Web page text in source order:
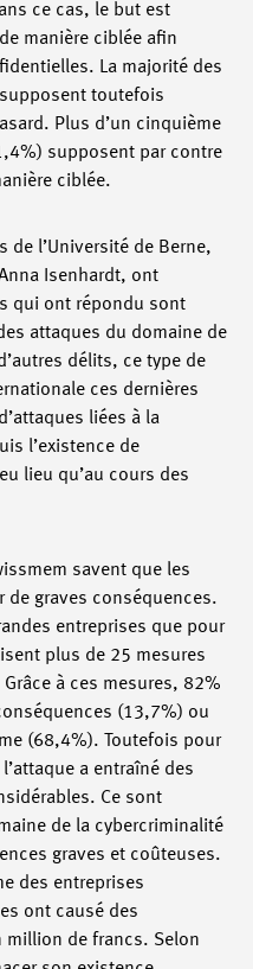
ce cas, le but est
manière ciblée afin
La majorité des
toutefois
Plus d’un cinquième
supposent par contre
ciblée.
de l’Université de Berne,
Isenhardt, ont
qui ont répondu sont
attaques du domaine de
délits, ce type de
ces dernières
liées à la
l’existence de
lieu qu’au cours des
savent que les
de graves conséquences.
entreprises que pour
plus de 25 mesures
à ces mesures, 82%
(13,7%) ou
(68,4%). Toutefois pour
a entraîné des
Ce sont
de la cybercriminalité
graves et coûteuses.
des entreprises
ont causé des
million de francs. Selon